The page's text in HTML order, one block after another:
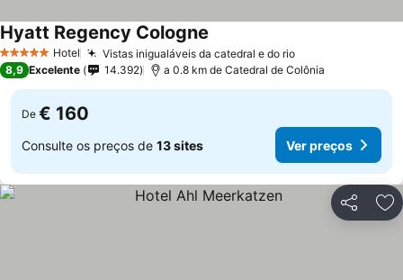
5 Estrelas Hotel Vistas inigualáveis da catedral e do rio
Hyatt Regency Cologne
8,9 Excelente 14.392 a 0.8 km de Catedral de Colônia
De € 160
Consulte os preços de 13 sites Ver preços
Partilhar